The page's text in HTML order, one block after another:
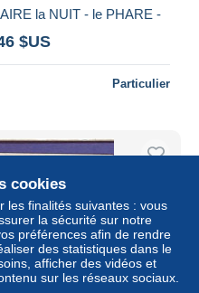
la NUIT - le PHARE -
$US
Particulier
cookies
les finalités suivantes : vous
la sécurité sur notre
préférences afin de rendre
des statistiques dans le
afficher des vidéos et
sur les réseaux sociaux.